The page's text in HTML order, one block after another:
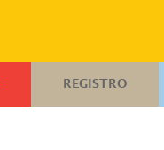
REGISTRO